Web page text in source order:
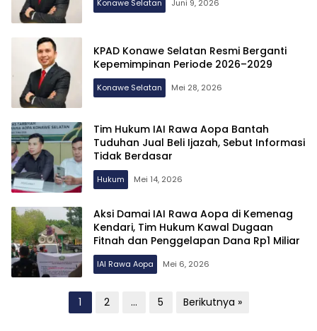
Konawe Selatan Juni 9, 2026
KPAD Konawe Selatan Resmi Berganti
Kepemimpinan Periode 2026–2029
Konawe Selatan Mei 28, 2026
Tim Hukum IAI Rawa Aopa Bantah
Tuduhan Jual Beli Ijazah, Sebut Informasi
Tidak Berdasar
Hukum Mei 14, 2026
Aksi Damai IAI Rawa Aopa di Kemenag
Kendari, Tim Hukum Kawal Dugaan
Fitnah dan Penggelapan Dana Rp1 Miliar
IAI Rawa Aopa Mei 6, 2026
1 2 … 5 Berikutnya »